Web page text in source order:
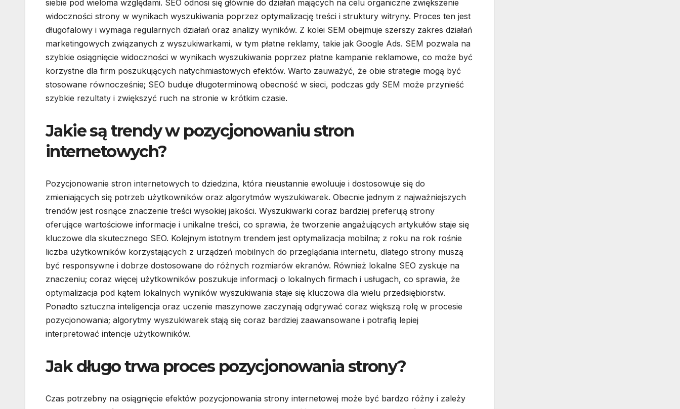
siebie pod wieloma względami. SEO odnosi się głównie do działań mających na celu organiczne zwiększenie
widoczności strony w wynikach wyszukiwania poprzez optymalizację treści i struktury witryny. Proces ten jest
długofalowy i wymaga regularnych działań oraz analizy wyników. Z kolei SEM obejmuje szerszy zakres działań
marketingowych związanych z wyszukiwarkami, w tym płatne reklamy, takie jak Google Ads. SEM pozwala na
szybkie osiągnięcie widoczności w wynikach wyszukiwania poprzez płatne kampanie reklamowe, co może być
korzystne dla firm poszukujących natychmiastowych efektów. Warto zauważyć, że obie strategie mogą być
stosowane równocześnie; SEO buduje długoterminową obecność w sieci, podczas gdy SEM może przynieść
szybkie rezultaty i zwiększyć ruch na stronie w krótkim czasie.
Jakie są trendy w pozycjonowaniu stron
internetowych?
Pozycjonowanie stron internetowych to dziedzina, która nieustannie ewoluuje i dostosowuje się do
zmieniających się potrzeb użytkowników oraz algorytmów wyszukiwarek. Obecnie jednym z najważniejszych
trendów jest rosnące znaczenie treści wysokiej jakości. Wyszukiwarki coraz bardziej preferują strony
oferujące wartościowe informacje i unikalne treści, co sprawia, że tworzenie angażujących artykułów staje się
kluczowe dla skutecznego SEO. Kolejnym istotnym trendem jest optymalizacja mobilna; z roku na rok rośnie
liczba użytkowników korzystających z urządzeń mobilnych do przeglądania internetu, dlatego strony muszą
być responsywne i dobrze dostosowane do różnych rozmiarów ekranów. Również lokalne SEO zyskuje na
znaczeniu; coraz więcej użytkowników poszukuje informacji o lokalnych firmach i usługach, co sprawia, że
optymalizacja pod kątem lokalnych wyników wyszukiwania staje się kluczowa dla wielu przedsiębiorstw.
Ponadto sztuczna inteligencja oraz uczenie maszynowe zaczynają odgrywać coraz większą rolę w procesie
pozycjonowania; algorytmy wyszukiwarek stają się coraz bardziej zaawansowane i potrafią lepiej
interpretować intencje użytkowników.
Jak długo trwa proces pozycjonowania strony?
Czas potrzebny na osiągnięcie efektów pozycjonowania strony internetowej może być bardzo różny i zależy